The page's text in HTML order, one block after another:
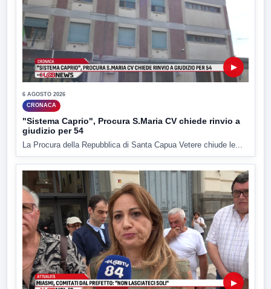
▶
6 AGOSTO 2026
CRONACA
"Sistema Caprio", Procura S.Maria CV chiede rinvio a
giudizio per 54
La Procura della Repubblica di Santa Capua Vetere chiude le...
▶